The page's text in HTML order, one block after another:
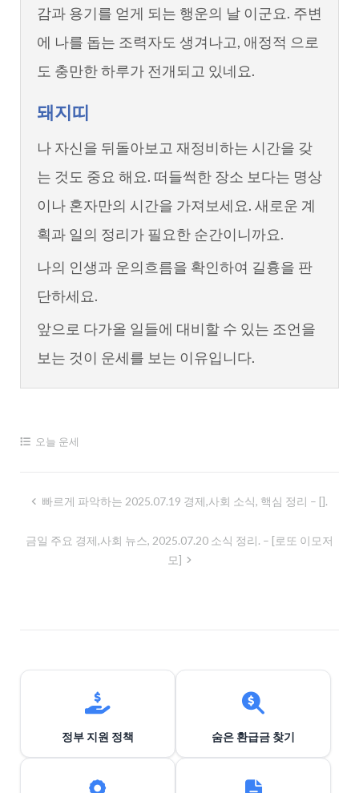
감과 용기를 얻게 되는 행운의 날 이군요. 주변
에 나를 돕는 조력자도 생겨나고, 애정적 으로
도 충만한 하루가 전개되고 있네요.
돼지띠
나 자신을 뒤돌아보고 재정비하는 시간을 갖
는 것도 중요 해요. 떠들썩한 장소 보다는 명상
이나 혼자만의 시간을 가져보세요. 새로운 계
획과 일의 정리가 필요한 순간이니까요.
나의 인생과 운의흐름을 확인하여 길흉을 판
단하세요.
앞으로 다가올 일들에 대비할 수 있는 조언을
보는 것이 운세를 보는 이유입니다.
오늘 운세
글
비
빠르게 파악하는 2025.07.19 경제,사회 소식, 핵심 정리 – [].
금일 주요 경제,사회 뉴스, 2025.07.20 소식 정리. – [로또 이모저
모]
정부 지원 정책 숨은 환급금 찾기